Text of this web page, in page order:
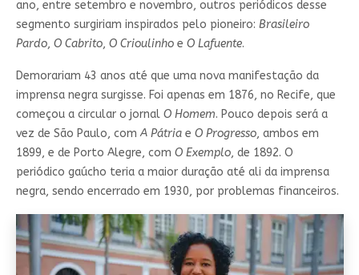
ano, entre setembro e novembro, outros periódicos desse
segmento surgiriam inspirados pelo pioneiro: Brasileiro
Pardo, O Cabrito, O Crioulinhoe O Lafuente.
Demorariam 43 anos até que uma nova manifestação da
imprensa negra surgisse. Foi apenas em 1876, no Recife, que
começou a circular o jornal O Homem. Pouco depois será a
vez de São Paulo, comA Pátriae O Progresso, ambos em
1899, e de Porto Alegre, com O Exemplo, de 1892. O
periódico gaúcho teria a maior duração até ali da imprensa
negra, sendo encerrado em 1930, por problemas financeiros.